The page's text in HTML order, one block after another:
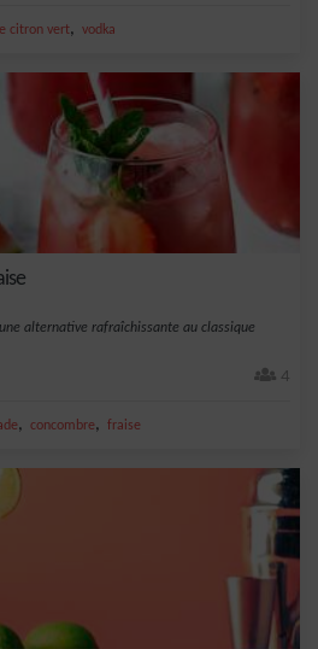
citron vert, vodka
alternative rafraîchissante au classique
4
, concombre, fraise